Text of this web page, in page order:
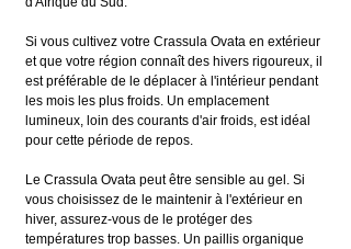
Si vous cultivez votre Crassula Ovata en extérieur
et que votre région connaît des hivers rigoureux, il
est préférable de le déplacer à l'intérieur pendant
les mois les plus froids. Un emplacement
lumineux, loin des courants d'air froids, est idéal
pour cette période de repos.
Le Crassula Ovata peut être sensible au gel. Si
vous choisissez de le maintenir à l'extérieur en
hiver, assurez-vous de le protéger des
températures trop basses. Un paillis organique